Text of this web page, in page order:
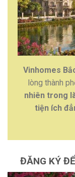
Vinhomes
lòng thành
nhiên trong
tiện ích
ĐĂNG KÝ